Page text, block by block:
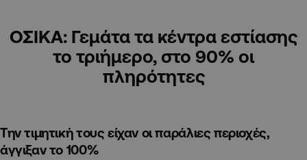
ΟΣΙΚΑ: Γεμάτα τα κέντρα εστίασης
το τριήμερο, στο 90% οι
πληρότητες
Την τιμητική τους είχαν οι παράλιες περιοχές,
άγγιξαν το 100%